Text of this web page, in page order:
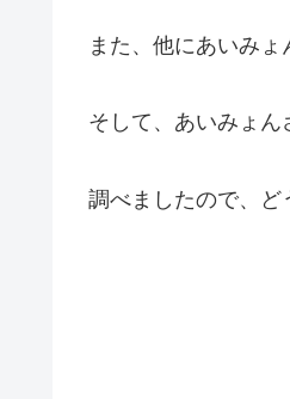
また、他にあいみ
そして、あいみょん
調べましたので、ど